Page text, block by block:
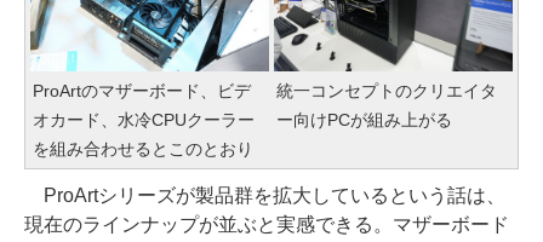
ProArtのマザーボード、ビデ
オカード、水冷CPUクーラー
を組み合わせるとこのとおり
統一コンセプトのクリエイタ
ー向けPCが組み上がる
ProArtシリーズが製品群を拡大しているという話は、
現在のラインナップが並ぶと実感できる。マザーボード